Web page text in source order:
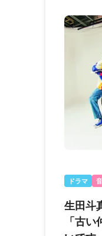
ドラマ
生田斗
「古